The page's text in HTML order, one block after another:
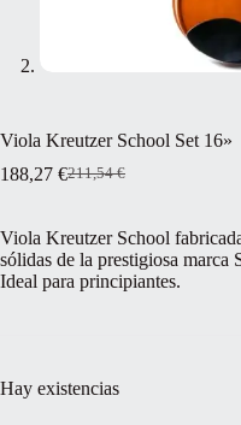
Viola Kreutzer School Set 16»
211,54€
El
era:
211,54 €.
188,27 €El
es:
188,27 €.
Viola Kreutzer School
sólidas de la prestigiosa marca
Ideal para principiantes.
Hay existencias